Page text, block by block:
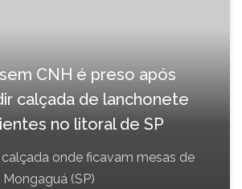
CNH é preso após
calçada de lanchonete
no litoral de SP
calçada onde ficavam mesas de
(SP)